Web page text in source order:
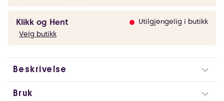
Klikk og Hent
Utilgjengelig i butikk
Velg butikk
Beskrivelse
Bruk